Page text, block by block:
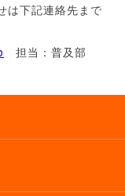
は下記連絡先まで
担当：普及部